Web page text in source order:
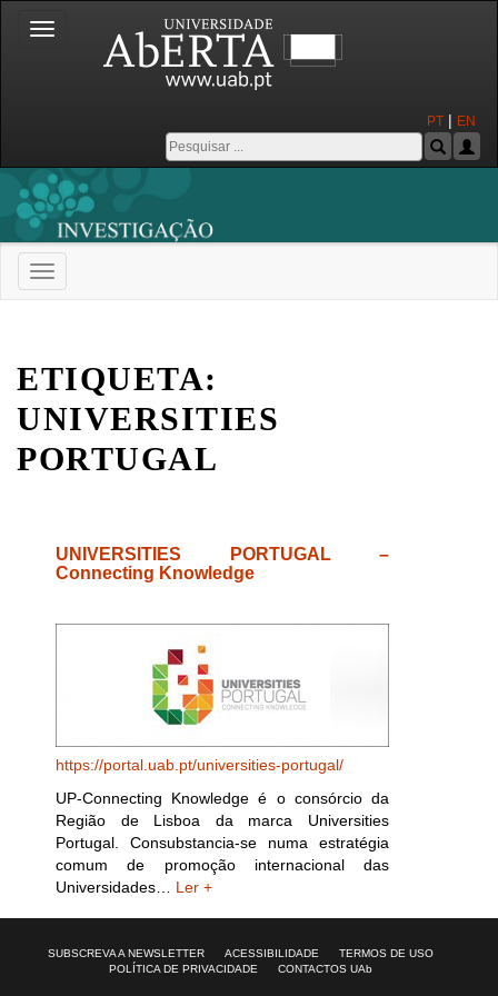
Toggle
navigation
PT | EN
Toggle
navigation
ETIQUETA:
UNIVERSITIES
PORTUGAL
UNIVERSITIES PORTUGAL –
Connecting Knowledge
https://portal.uab.pt/universities-portugal/
UP-Connecting Knowledge é o consórcio da
Região de Lisboa da marca Universities
Portugal. Consubstancia-se numa estratégia
comum de promoção internacional das
Universidades… Ler +
SUBSCREVA A NEWSLETTER ACESSIBILIDADE
TERMOS DE USO
POLÍTICA DE PRIVACIDADE
CONTACTOS UAb